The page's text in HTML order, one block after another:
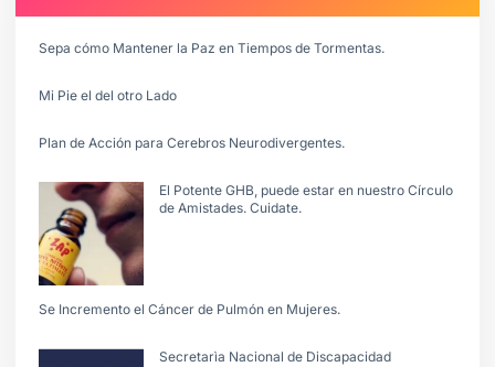
Sepa cómo Mantener la Paz en Tiempos de Tormentas.
Mi Pie el del otro Lado
Plan de Acción para Cerebros Neurodivergentes.
El Potente GHB, puede estar en nuestro Círculo
de Amistades. Cuidate.
Se Incremento el Cáncer de Pulmón en Mujeres.
Secretarìa Nacional de Discapacidad